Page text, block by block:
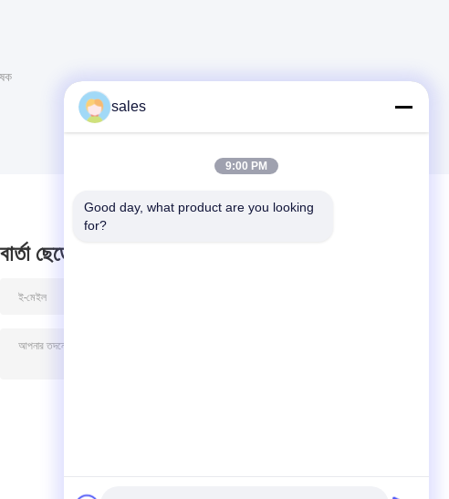
বার্তা ছেড়ে
sales
9:00 PM
Good day, what product are you looking
for?